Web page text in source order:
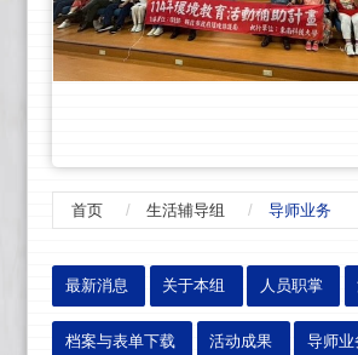
首页 生活辅导组 导师业务
最新消息 关于本组 人员职掌
档案与表单下载 活动成果 导师业